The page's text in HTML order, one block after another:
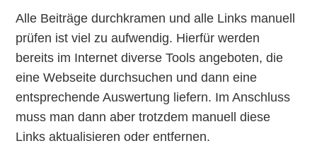
Alle Beiträge durchkramen und alle Links manuell
prüfen ist viel zu aufwendig. Hierfür werden
bereits im Internet diverse Tools angeboten, die
eine Webseite durchsuchen und dann eine
entsprechende Auswertung liefern. Im Anschluss
muss man dann aber trotzdem manuell diese
Links aktualisieren oder entfernen.